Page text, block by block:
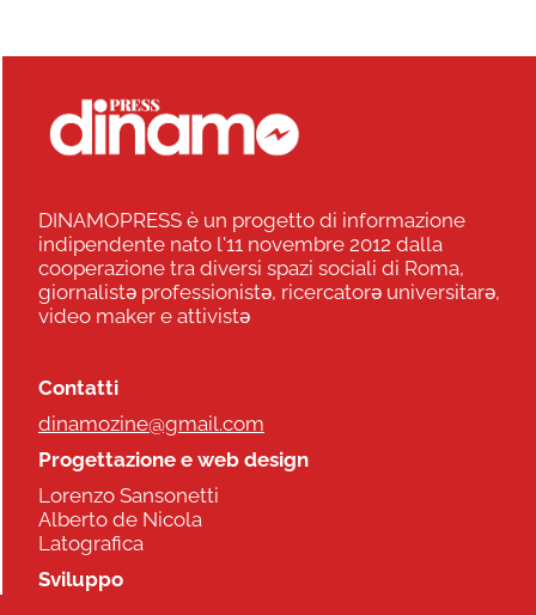
DINAMOPRESS è un progetto di informazione
indipendente nato l'11 novembre 2012 dalla
cooperazione tra diversi spazi sociali di Roma,
giornalistə professionistə, ricercatorə universitarə,
video maker e attivistə
Contatti
dinamozine@gmail.com
Progettazione e web design
Lorenzo Sansonetti
Alberto de Nicola
Latografica
Sviluppo